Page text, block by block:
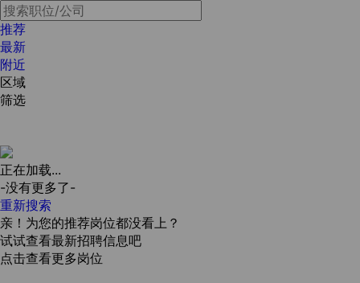
推荐
最新
附近
区域
筛选
正在加载...
-没有更多了-
重新搜索
亲！为您的推荐岗位都没看上？
试试查看最新招聘信息吧
点击查看更多岗位